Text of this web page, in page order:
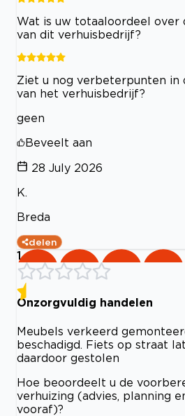
Wat is uw totaaloordeel over
van dit verhuisbedrijf?
Ziet u nog verbeterpunten in
van het verhuisbedrijf?
geen
Beveelt aan
28 July 2026
K.
Breda
delen
1
Onzorgvuldig handelen
Meubels verkeerd
beschadigd. Fiets op straat
daardoor gestolen
Hoe beoordeelt u de
verhuizing (advies, planning
vooraf)?